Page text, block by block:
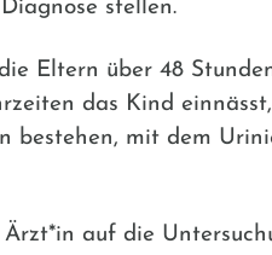
stellen.
Eltern über 48
das Kind
bestehen, mit dem
auf die